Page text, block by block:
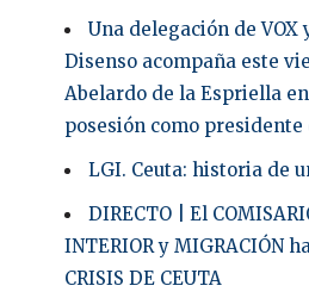
Una delegación de VOX
Disenso acompaña este
Abelardo de la Espriella
posesión como presidente
LGI. Ceuta: historia de
DIRECTO | El
INTERIOR y MIGRACIÓN
CRISIS DE CEUTA